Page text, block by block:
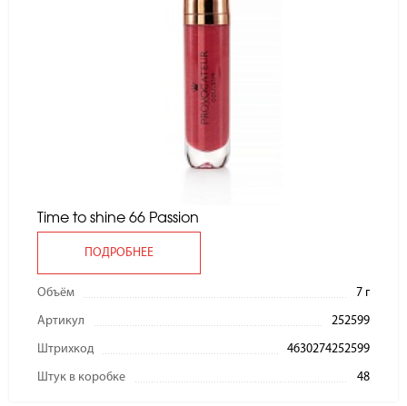
Time to shine 66 Passion
ПОДРОБНЕЕ
Объём 7 г
Артикул 252599
Штрихкод 4630274252599
Штук в коробке 48